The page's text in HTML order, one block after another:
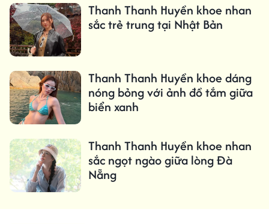
Thanh Thanh Huyền khoe nhan
sắc trẻ trung tại Nhật Bản
Thanh Thanh Huyền khoe dáng
nóng bỏng với ảnh đồ tắm giữa
biển xanh
Thanh Thanh Huyền khoe nhan
sắc ngọt ngào giữa lòng Đà
Nẵng